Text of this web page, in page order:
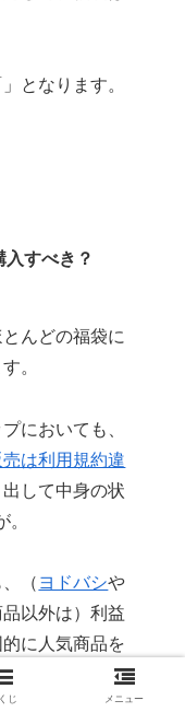
となります。
すべき？
んどの福袋に
。
においても、
は利用規約違
して中身の状
（ ヨドバシや
以外は）利益
に人気商品を
釣り上げている
じ メニュー